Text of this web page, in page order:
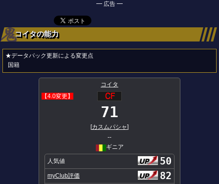
━ 広告 ━
コイタの能力
★データパック更新による変更点
国籍
コイタ
【4.0変更】
71
[カスムパシャ]
--
ギニア
人気値 50
myClub評価 82